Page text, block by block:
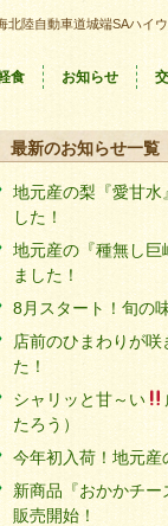
陸自動車道城端SAハイ
食 お知らせ
最新のお知らせ一覧
地元産の梨『愛甘水
した！
地元産の『種無し巨
ました！
8月スタート！旬の
店前のひまわりが咲
た！
シャリッと甘～い
たろう）
今年初入荷！地元産
新商品『おかかチー
販売開始！